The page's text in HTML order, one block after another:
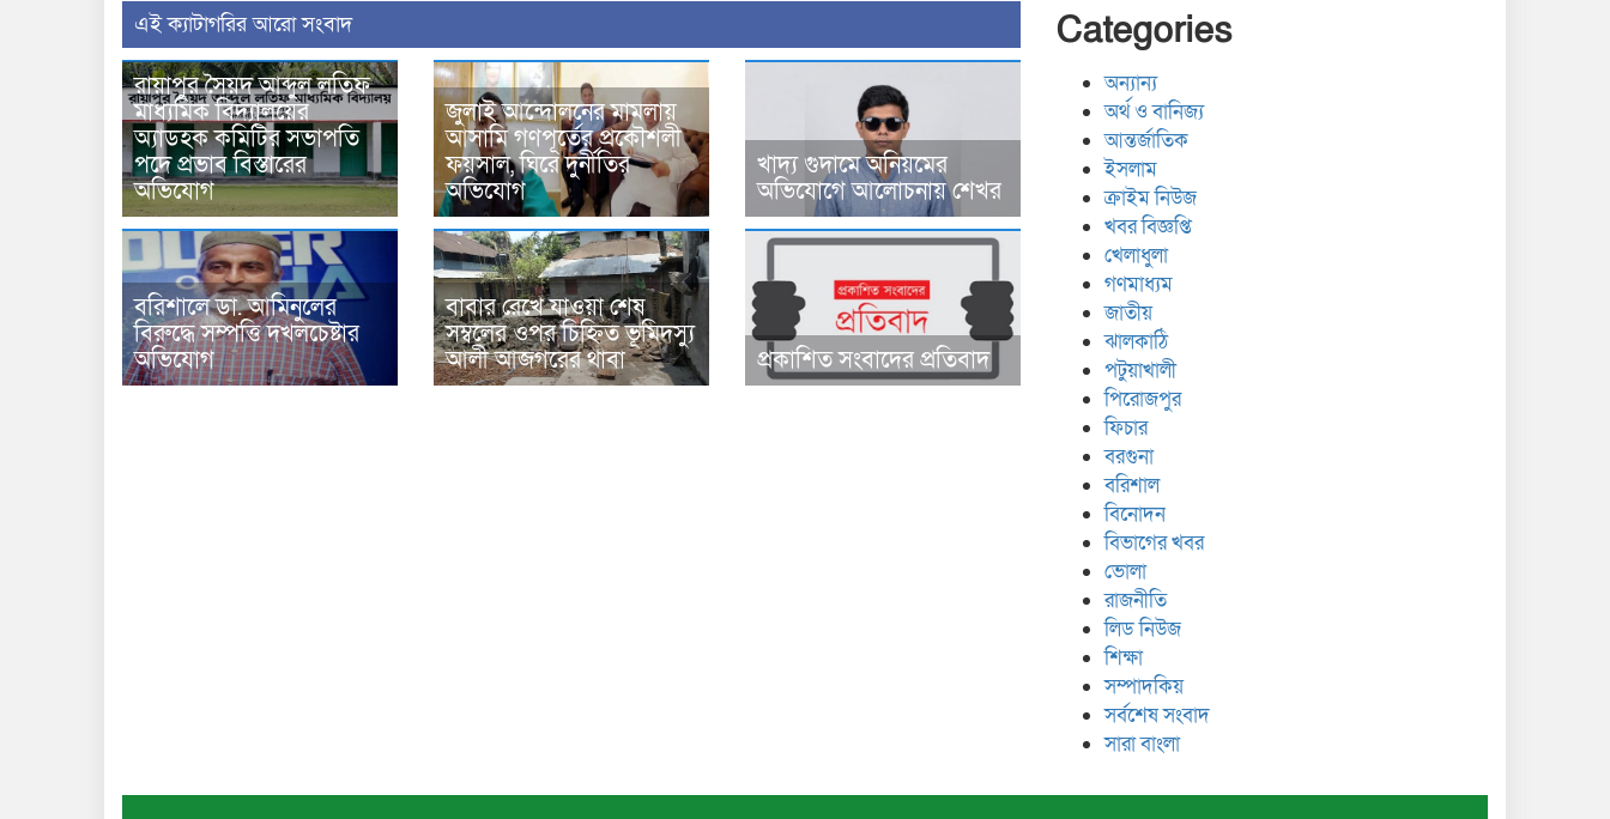
‍এই ক্যাটাগরির ‍আরো সংবাদ
রায়াপুর সৈয়দ আব্দুল লতিফ
মাধ্যমিক বিদ্যালয়ের
অ্যাডহক কমিটির সভাপতি
পদে প্রভাব বিস্তারের
অভিযোগ
জুলাই আন্দোলনের মামলায়
আসামি গণপূর্তের প্রকৌশলী
ফয়সাল, ঘিরে দুর্নীতির
অভিযোগ
খাদ্য গুদামে অনিয়মের
অভিযোগে আলোচনায় শেখর
বরিশালে ডা. আমিনুলের
বিরুদ্ধে সম্পত্তি দখলচেষ্টার
অভিযোগ
বাবার রেখে যাওয়া শেষ
সম্বলের ওপর চিহ্নিত ভূমিদস্যু
আলী আজগরের থাবা
প্রকাশিত সংবাদের প্রতিবাদ
Categories
অন্যান্য
অর্থ ও বানিজ্য
আন্তর্জাতিক
ইসলাম
ক্রাইম নিউজ
খবর বিজ্ঞপ্তি
খেলাধুলা
গণমাধ্যম
জাতীয়
ঝালকাঠি
পটুয়াখালী
পিরোজপুর
ফিচার
বরগুনা
বরিশাল
বিনোদন
বিভাগের খবর
ভোলা
রাজনীতি
লিড নিউজ
শিক্ষা
সম্পাদকিয়
সর্বশেষ সংবাদ
সারা বাংলা